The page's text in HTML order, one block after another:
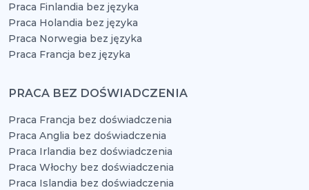
Praca Finlandia bez języka
Praca Holandia bez języka
Praca Norwegia bez języka
Praca Francja bez języka
PRACA BEZ DOŚWIADCZENIA
Praca Francja bez doświadczenia
Praca Anglia bez doświadczenia
Praca Irlandia bez doświadczenia
Praca Włochy bez doświadczenia
Praca Islandia bez doświadczenia